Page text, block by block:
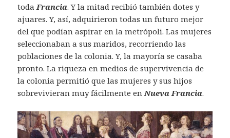
toda Francia. Y la mitad recibió también dotes y
ajuares. Y, así, adquirieron todas un futuro mejor
del que podían aspirar en la metrópoli. Las mujeres
seleccionaban a sus maridos, recorriendo las
poblaciones de la colonia. Y, la mayoría se casaba
pronto. La riqueza en medios de supervivencia de
la colonia permitió que las mujeres y sus hijos
sobrevivieran muy fácilmente en Nueva Francia.